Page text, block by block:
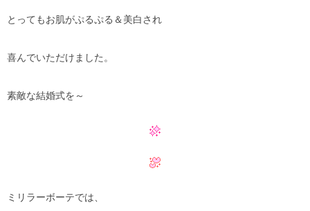
とってもお肌がぷるぷる＆美白され
喜んでいただけました。
素敵な結婚式を～
ミリラーボーテでは、